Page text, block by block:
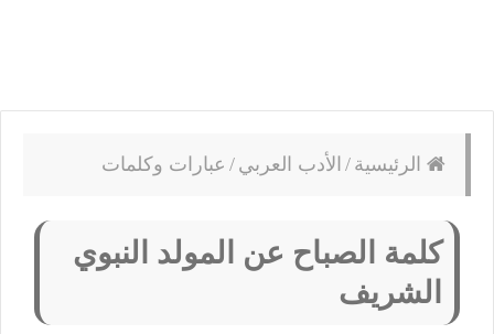
الرئيسية / الأدب العربي / عبارات وكلمات
كلمة الصباح عن المولد النبوي
الشريف